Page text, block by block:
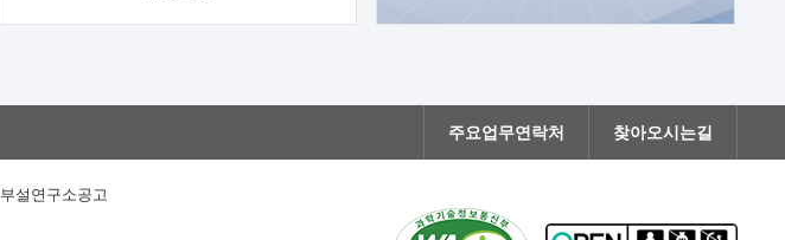
주요업무연락처 찾아오시는길
부설연구소공고